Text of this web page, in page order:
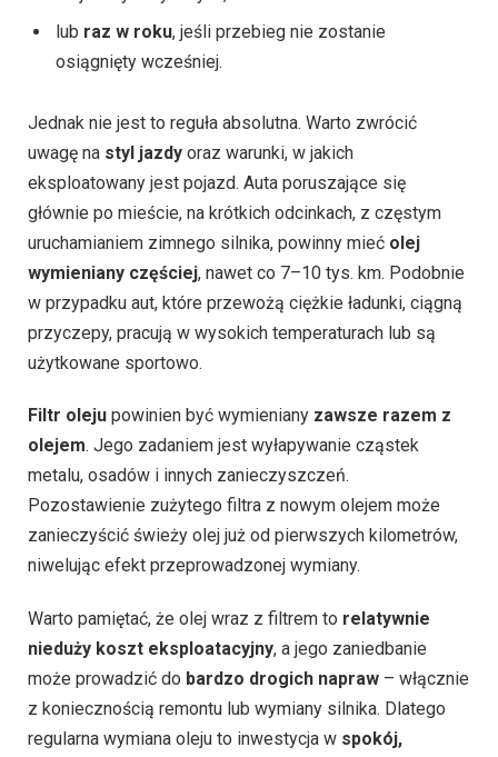
lub raz w roku, jeśli przebieg nie zostanie
osiągnięty wcześniej.
Jednak nie jest to reguła absolutna. Warto zwrócić
uwagę na styl jazdy oraz warunki, w jakich
eksploatowany jest pojazd. Auta poruszające się
głównie po mieście, na krótkich odcinkach, z częstym
uruchamianiem zimnego silnika, powinny mieć olej
wymieniany częściej, nawet co 7–10 tys. km. Podobnie
w przypadku aut, które przewożą ciężkie ładunki, ciągną
przyczepy, pracują w wysokich temperaturach lub są
użytkowane sportowo.
Filtr oleju powinien być wymieniany zawsze razem z
olejem. Jego zadaniem jest wyłapywanie cząstek
metalu, osadów i innych zanieczyszczeń.
Pozostawienie zużytego filtra z nowym olejem może
zanieczyścić świeży olej już od pierwszych kilometrów,
niwelując efekt przeprowadzonej wymiany.
Warto pamiętać, że olej wraz z filtrem to relatywnie
nieduży koszt eksploatacyjny, a jego zaniedbanie
może prowadzić do bardzo drogich napraw – włącznie
z koniecznością remontu lub wymiany silnika. Dlatego
regularna wymiana oleju to inwestycja w spokój,